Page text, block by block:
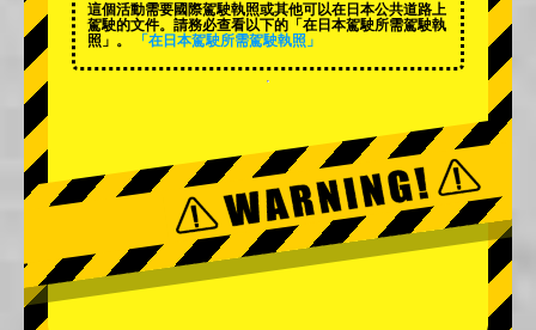
這個活動需要國際駕駛執照或其他可以在日本公共道路上
駕駛的文件。請務必查看以下的「在日本駕駛所需駕駛執
照」。
「在日本駕駛所需駕駛執照」